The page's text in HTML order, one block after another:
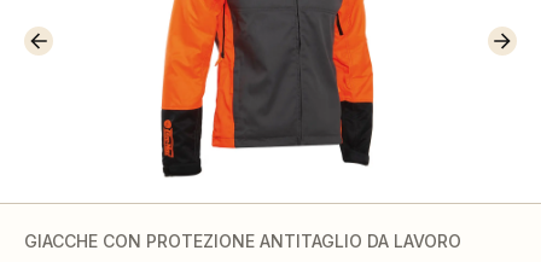
GIACCHE CON PROTEZIONE ANTITAGLIO DA LAVORO